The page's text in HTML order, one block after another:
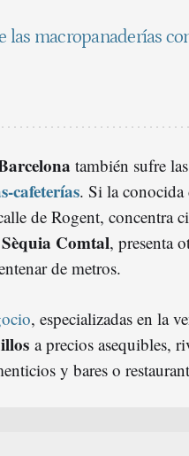
las macropanaderías
también sufre
cafeterías. Si la conocida
de Rogent, concentra
Comtal, presenta
de metros.
, especializadas en la
a precios asequibles,
y bares o